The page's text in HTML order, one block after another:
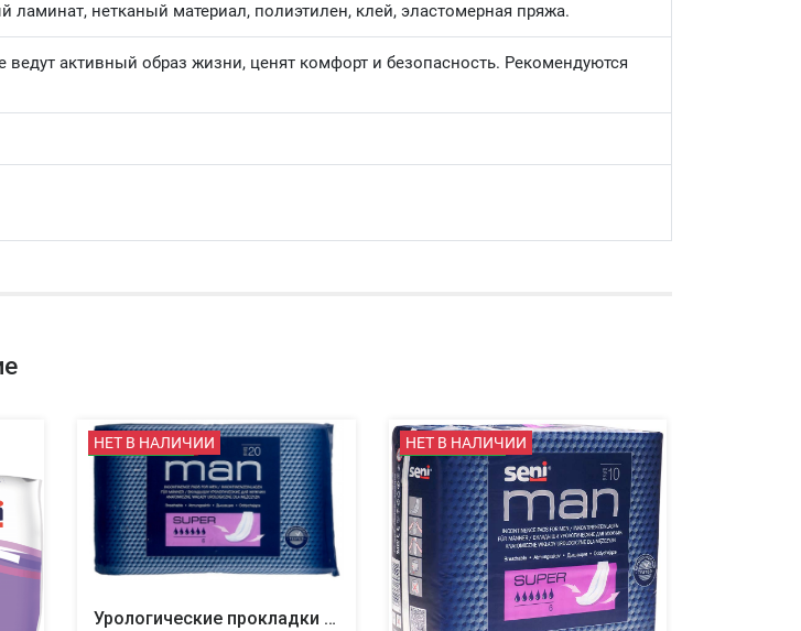
нетканый материал, полиэтилен, клей, эластомерная пряжа.
активный образ жизни, ценят комфорт и безопасность. Рекомендуются
СКИДКА 20%
НЕТ В НАЛИЧИИ
Урологические прокладки для мужчин SENI MAN Super
СКИДКА 10%
НЕТ В НАЛИЧИИ